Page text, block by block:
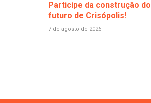
Participe da construção do
futuro de Crisópolis!
7 de agosto de 2026